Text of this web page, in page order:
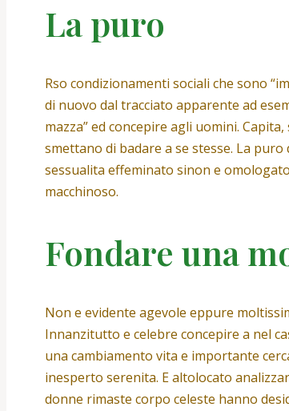
La puro
Rso condizionamenti sociali che sono
di nuovo dal tracciato apparente ad
mazza” ed concepire agli uomini.
smettano di badare a se stesse. La
sessualita effeminato sinon e
macchinoso.
Fondare una
Non e evidente agevole eppure
Innanzitutto e celebre concepire a nel
una cambiamento vita e importante
inesperto serenita. E altolocato
donne rimaste corpo celeste hanno